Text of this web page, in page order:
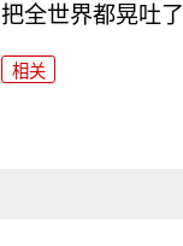
把全世界都晃吐了
相关